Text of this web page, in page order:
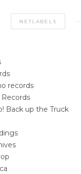
NETLABELS
records
Back up the Truck